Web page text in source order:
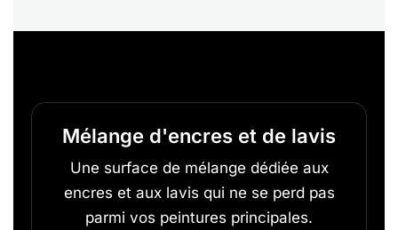
Mélange d'encres et de lavis
Une surface de mélange dédiée aux
encres et aux lavis qui ne se perd pas
parmi vos peintures principales.